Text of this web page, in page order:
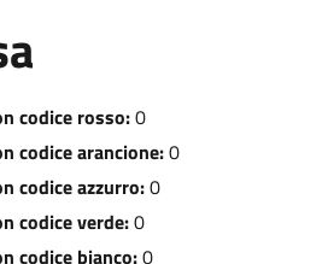
codice rosso:0
codice arancione:0
codice azzurro:0
codice verde:0
codice bianco:0